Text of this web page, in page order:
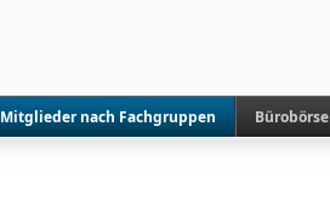
Mitglieder nach Fachgruppen Bürobörse